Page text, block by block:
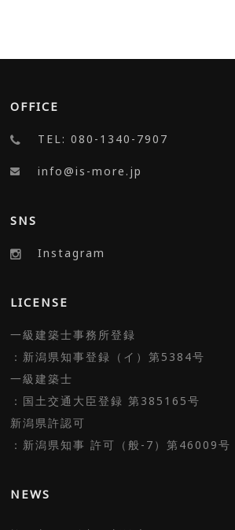
OFFICE
TEL: 080-1340-7907
info@is-more.jp
SNS
Instagram
LICENSE
一級建築士事務所登録
：新潟県知事登録（イ）第5384号
一級建築士
：国土交通大臣登録 第385165号
新潟県許認可
：新潟県知事 許可（般-7）第46009号
NEWS